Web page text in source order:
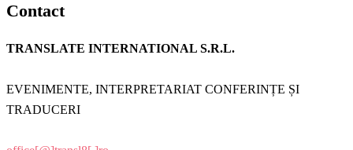
Contact
TRANSLATE INTERNATIONAL S.R.L.
EVENIMENTE, INTERPRETARIAT CONFERINȚE ȘI
TRADUCERI